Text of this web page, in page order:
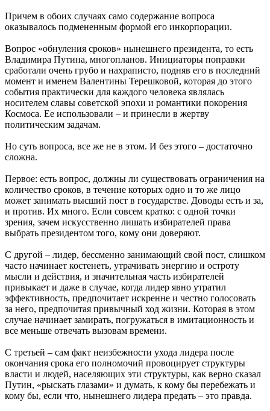
Причем в обоих случаях само содержание вопроса
оказывалось подмененным формой его инкорпорации.
Вопрос «обнуления сроков» нынешнего президента, то есть
Владимира Путина, многопланов. Инициаторы поправки
сработали очень грубо и нахраписто, подняв его в последний
момент и именем Валентины Терешковой, которая до этого
события практически для каждого человека являлась
носителем славы советской эпохи и романтики покорения
Космоса. Ее использовали – и принесли в жертву
политическим задачам.
Но суть вопроса, все же не в этом. И без этого – достаточно
сложна.
Первое: есть вопрос, должны ли существовать ограничения на
количество сроков, в течение которых одно и то же лицо
может занимать высший пост в государстве. Доводы есть и за,
и против. Их много. Если совсем кратко: с одной точки
зрения, зачем искусственно лишать избирателей права
выбрать президентом того, кому они доверяют.
С другой – лидер, бессменно занимающий свой пост, слишком
часто начинает костенеть, утрачивать энергию и остроту
мысли и действия, и значительная часть избирателей
привыкает и даже в случае, когда лидер явно утратил
эффективность, предпочитает искренне и честно голосовать
за него, предпочитая привычный ход жизни. Которая в этом
случае начинает замирать, погружаться в имитационность и
все меньше отвечать вызовам времени.
С третьей – сам факт неизбежности ухода лидера после
окончания срока его полномочий провоцирует структуры
власти и людей, населяющих эти структуры, как верно сказал
Путин, «рыскать глазами» и думать, к кому бы перебежать и
кому бы, если что, нынешнего лидера предать – это правда.